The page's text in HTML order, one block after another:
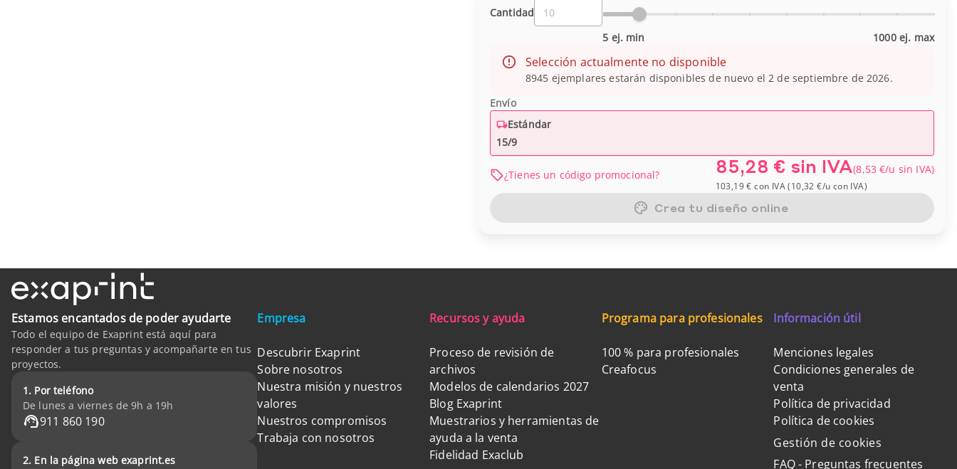
Cantidad
5 ej. min
1000 ej. max
Selección actualmente no disponible
8945 ejemplares estarán disponibles de nuevo el 2 de septiembre de 2026.
Envío
Estándar
15/9
¿Tienes un código promocional? 85,28 € sin IVA(8,53 €/u sin IVA)
103,19 € con IVA(10,32 €/u con IVA)
Crea tu diseño online
Estamos encantados de poder ayudarte
Todo el equipo de Exaprint está aquí para
responder a tus preguntas y acompañarte en tus
proyectos.
1. Por teléfono
De lunes a viernes de 9h a 19h
911 860 190
2. En la página web exaprint.es
Empresa
Descubrir Exaprint
Sobre nosotros
Nuestra misión y nuestros
valores
Nuestros compromisos
Trabaja con nosotros
Recursos y ayuda
Proceso de revisión de
archivos
Modelos de calendarios 2027
Blog Exaprint
Muestrarios y herramientas de
ayuda a la venta
Fidelidad Exaclub
Programa para profesionales
100 % para profesionales
Creafocus
Información útil
Menciones legales
Condiciones generales de
venta
Política de privacidad
Política de cookies
Gestión de cookies
FAQ - Preguntas frecuentes